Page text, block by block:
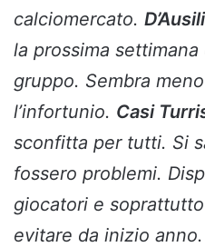
calciomercato.
la prossima
gruppo. Sembra
l’infortunio. Casi
sconfitta per tutti. Si
fossero problemi.
giocatori e
evitare da inizio